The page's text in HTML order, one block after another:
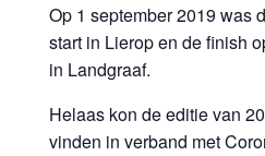
Op 1 september 2019 was
start in Lierop en de finish
in Landgraaf.
Helaas kon de editie van
vinden in verband met